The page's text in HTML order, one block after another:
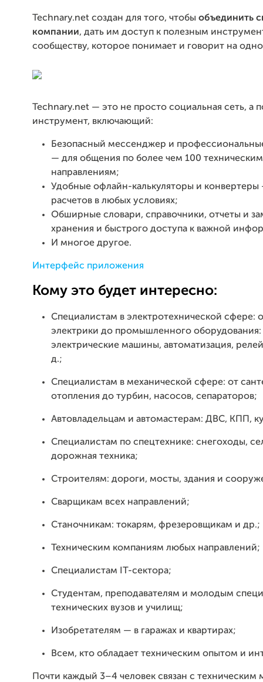
Technary.net создан для того, чтобы объединить
компании, дать им доступ к полезным
сообществу, которое понимает и говорит на
Technary.net — это не просто социальная сеть, а
инструмент, включающий:
Безопасный мессенджер и
— для общения по более чем 100 техническим
направлениям;
Удобные офлайн-калькуляторы и конвертеры
расчетов в любых условиях;
Обширные словари, справочники, отчеты и
хранения и быстрого доступа к важной
И многое другое.
Интерфейс приложения
Кому это будет интересно:
Специалистам в электротехнической сфере:
электрики до промышленного оборудования:
электрические машины, автоматизация,
д.;
Специалистам в механической сфере: от
отопления до турбин, насосов, сепараторов;
Автовладельцам и автомастерам: ДВС, КПП,
Специалистам по спецтехнике: снегоходы,
дорожная техника;
Строителям: дороги, мосты, здания и
Сварщикам всех направлений;
Станочникам: токарям, фрезеровщикам и др.;
Техническим компаниям любых направлений;
Специалистам IT-сектора;
Студентам, преподавателям и молодым
технических вузов и училищ;
Изобретателям — в гаражах и квартирах;
Всем, кто обладает техническим опытом и
Почти каждый 3–4 человек связан с